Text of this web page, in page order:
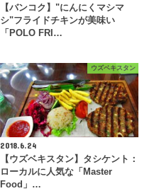
【バンコク】"にんにくマシマ
シ"フライドチキンが美味い
「POLO FRI…
ウズベキスタン
2018.6.24
【ウズベキスタン】タシケント：
ローカルに人気な「Master
Food」…